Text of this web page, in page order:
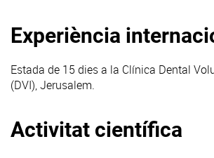
Experiència
Estada de 15 dies a la Clínica Dental
(DVI), Jerusalem.
Activitat científica